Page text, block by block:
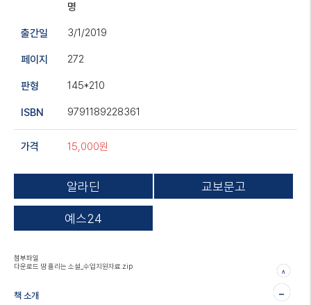
명
출간일 3/1/2019
페이지 272
판형 145*210
ISBN 9791189228361
가격 15,000원
알라딘 교보문고
예스24
∧
첨부파일
다운로드 땀 흘리는 소설_수업지원자료.zip
-
책 소개